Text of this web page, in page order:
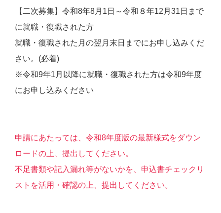
【二次募集】令和8年8月1日～令和８年12月31日まで
に就職・復職された方
就職・復職された月の翌月末日までにお申し込みくだ
さい。(必着)
※令和9年1月以降に就職・復職された方は令和9年度
にお申し込みください
申請にあたっては、令和8年度版の最新様式をダウン
ロードの上、提出してください。
不足書類や記入漏れ等がないかを、申込書チェックリ
ストを活用・確認の上、提出してください。